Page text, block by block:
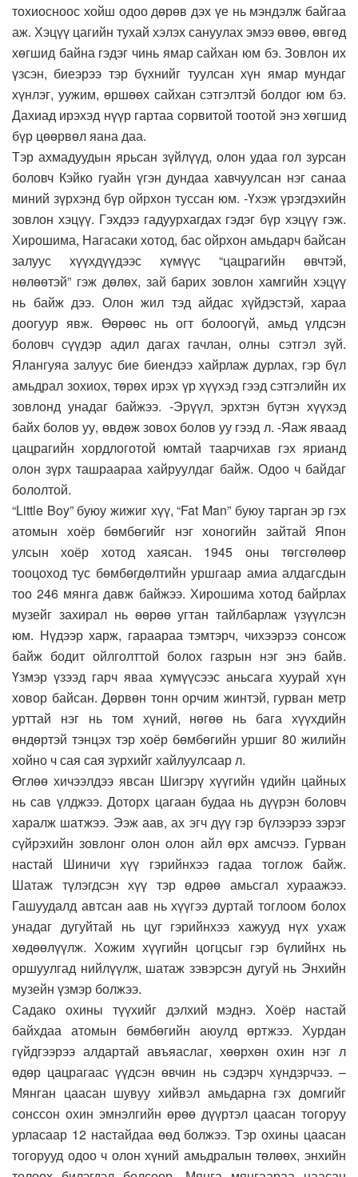
тохиосноос хойш одоо дөрөв дэх үе нь мэндэлж байгаа
аж. Хэцүү цагийн тухай хэлэх сануулах эмээ өвөө, өвгөд
хөгшид байна гэдэг чинь ямар сайхан юм бэ. Зовлон их
үзсэн, биеэрээ тэр бүхнийг туулсан хүн ямар мундаг
хүнлэг, уужим, өршөөх сайхан сэтгэлтэй болдог юм бэ.
Дахиад ирэхэд нүүр гартаа сорвитой тоотой энэ хөгшид
бүр цөөрвөл яана даа.
Тэр ахмадуудын ярьсан зүйлүүд, олон удаа гол зурсан
боловч Кэйко гуайн үгэн дундаа хавчуулсан нэг санаа
миний зүрхэнд бүр ойрхон туссан юм. -Үхэж үрэгдэхийн
зовлон хэцүү. Гэхдээ гадуурхагдах гэдэг бүр хэцүү гэж.
Хирошима, Нагасаки хотод, бас ойрхон амьдарч байсан
залуус хүүхдүүдээс хүмүүс “цацрагийн өвчтэй,
нөлөөтэй” гэж дөлөх, зай барих зовлон хамгийн хэцүү
нь байж дээ. Олон жил тэд айдас хүйдэстэй, хараа
доогуур явж. Өөрөөс нь огт болоогүй, амьд үлдсэн
боловч сүүдэр адил дагах гачлан, олны сэтгэл зүй.
Ялангуяа залуус бие биендээ хайрлаж дурлах, гэр бүл
амьдрал зохиох, төрөх ирэх үр хүүхэд гээд сэтгэлийн их
зовлонд унадаг байжээ. -Эрүүл, эрхтэн бүтэн хүүхэд
байх болов уу, өвдөж зовох болов уу гээд л. -Яаж яваад
цацрагийн хордлоготой юмтай таарчихав гэх ярианд
олон зүрх ташраараа хайруулдаг байж. Одоо ч байдаг
бололтой.
“Little Boy” буюу жижиг хүү, “Fat Man” буюу тарган эр гэх
атомын хоёр бөмбөгийг нэг хоногийн зайтай Япон
улсын хоёр хотод хаясан. 1945 оны төгсгөлөөр
тооцоход тус бөмбөгдөлтийн уршгаар амиа алдагсдын
тоо 246 мянга давж байжээ. Хирошима хотод байрлах
музейг захирал нь өөрөө угтан тайлбарлаж үзүүлсэн
юм. Нүдээр харж, гараараа тэмтэрч, чихээрээ сонсож
байж бодит ойлголттой болох газрын нэг энэ байв.
Үзмэр үзээд гарч яваа хүмүүсээс аньсага хуурай хүн
ховор байсан. Дөрвөн тонн орчим жинтэй, гурван метр
урттай нэг нь том хүний, нөгөө нь бага хүүхдийн
өндөртэй тэнцэх тэр хоёр бөмбөгийн уршиг 80 жилийн
хойно ч сая сая зүрхийг хайлуулсаар л.
Өглөө хичээлдээ явсан Шигэрү хүүгийн үдийн цайных
нь сав үлджээ. Доторх цагаан будаа нь дүүрэн боловч
харалж шатжээ. Ээж аав, ах эгч дүү гэр бүлээрээ зэрэг
сүйрэхийн зовлонг олон олон айл өрх амсчээ. Гурван
настай Шиничи хүү гэрийнхээ гадаа тоглож байж.
Шатаж түлэгдсэн хүү тэр өдрөө амьсгал хураажээ.
Гашуудалд автсан аав нь хүүгээ дуртай тоглоом болох
унадаг дугуйтай нь цуг гэрийнхээ хажууд нүх ухаж
хөдөөлүүлж. Хожим хүүгийн цогцсыг гэр бүлийнх нь
оршуулгад нийлүүлж, шатаж зэвэрсэн дугуй нь Энхийн
музейн үзмэр болжээ.
Садако охины түүхийг дэлхий мэднэ. Хоёр настай
байхдаа атомын бөмбөгийн аюулд өртжээ. Хурдан
гүйдгээрээ алдартай авъяаслаг, хөөрхөн охин нэг л
өдөр цацрагаас үүдсэн өвчин нь сэдэрч хүндэрчээ. –
Мянган цаасан шувуу хийвэл амьдарна гэх домгийг
сонссон охин эмнэлгийн өрөө дүүртэл цаасан тогоруу
урласаар 12 настайдаа өөд болжээ. Тэр охины цаасан
тогорууд одоо ч олон хүний амьдралын төлөөх, энхийн